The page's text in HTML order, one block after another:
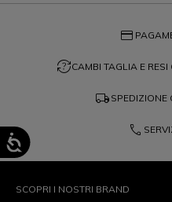
credit_card
question_exchangeCAMBI TAGLIA E
local_shipping SPEDIZIONE
phone
SCOPRI I NOSTRI BRAND